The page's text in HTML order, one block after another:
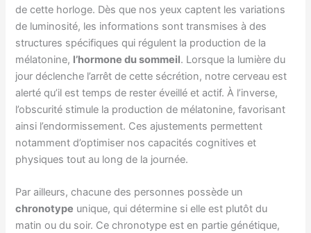
de cette horloge. Dès que nos yeux captent les variations
de luminosité, les informations sont transmises à des
structures spécifiques qui régulent la production de la
mélatonine, l’hormone du sommeil. Lorsque la lumière du
jour déclenche l’arrêt de cette sécrétion, notre cerveau est
alerté qu’il est temps de rester éveillé et actif. À l’inverse,
l’obscurité stimule la production de mélatonine, favorisant
ainsi l’endormissement. Ces ajustements permettent
notamment d’optimiser nos capacités cognitives et
physiques tout au long de la journée.
Par ailleurs, chacune des personnes possède un
chronotype unique, qui détermine si elle est plutôt du
matin ou du soir. Ce chronotype est en partie génétique,